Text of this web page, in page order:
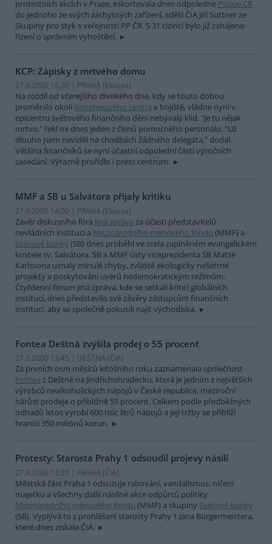
protestních akcích v Praze, eskortovala dnes odpoledne Policie ČR
do jednoho ze svých záchytných zařízení, sdělil ČIA Jiří Suttner ze
Skupiny pro styk s veřejností PP ČR. S 31 cizinci bylo již zahájeno
řízení o správním vyhoštění.
KCP: Zápisky z mrtvého domu
27.9.2000 16:30 | PRAHA (EkoList)
Na rozdíl od včerejšího divokého dne, kdy se touto dobou
proměnilo okolí Kongresového centra v bojiště, vládne nyní v
epicentru světového finančního dění nebývalý klid. "Je tu nějak
mrtvo," řekl mi dnes jeden z členů pomocného personálu. "Už
dlouho jsem neviděl na chodbách žádného delegáta," dodal.
Většina finančníků se nyní účastní odpolední části výročních
zasedání. Výrazně prořídlo i press centrum.
MMF a SB u Salvátora přijaly kritiku
27.9.2000 14:00 | PRAHA (EkoList)
Závěr diskusního fóra Jiná zpráva za účasti představitelů
nevládních institucí a Mezinárodního měnového fondu (MMF) a
Světové banky (SB) dnes proběhl ve zcela zaplněném evangelickém
kostele sv. Salvátora. SB a MMF ústy viceprezidenta SB Matse
Karlssona uznaly minulé chyby, zvláště ekologicky nešetrné
projekty a poskytování uvěrů nedemokratickým režimům.
Čtyřdenní fórum Jiná zpráva, kde se setkali kritici globálních
institucí, dnes představilo své závěry zástupcům finančních
institucí, aby se společně pokusili najít východiska.
Fontea Deštná zvýšila prodej o 55 procent
27.9.2000 13:45 | DEŠTNÁ (ČIA)
Za prvních osm měsíců letošního roku zaznamenala společnost
Fontea z Deštné na Jindřichohradecku, která je jedním z největších
výrobců nealkoholických nápojů v České republice, meziroční
nárůst prodeje o přibližně 55 procent. Celkem podle předběžných
odhadů letos vyrobí 600 tisíc litrů nápojů a její tržby se přiblíží
hranici 350 miliónů korun.
Protesty: Starosta Prahy 1 odsoudil projevy násilí
27.9.2000 13:20 | PRAHA (ČIA)
Městská část Praha 1 odsuzuje rabování, vandalismus, ničení
majetku a všechny další násilné akce odpůrců politiky
Mezinárodního měnového fondu (MMF) a skupiny Světové banky
(SB). Vyplývá to z prohlášení starosty Prahy 1 Jana Bürgermeistera,
které dnes získala ČIA.